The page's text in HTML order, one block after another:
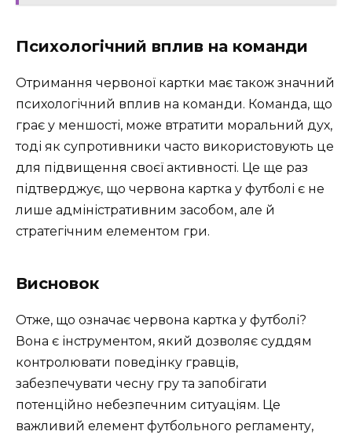
Психологічний вплив на команди
Отримання червоної картки має також значний
психологічний вплив на команди. Команда, що
грає у меншості, може втратити моральний дух,
тоді як супротивники часто використовують це
для підвищення своєї активності. Це ще раз
підтверджує, що червона картка у футболі є не
лише адміністративним засобом, але й
стратегічним елементом гри.
Висновок
Отже, що означає червона картка у футболі?
Вона є інструментом, який дозволяє суддям
контролювати поведінку гравців,
забезпечувати чесну гру та запобігати
потенційно небезпечним ситуаціям. Це
важливий елемент футбольного регламенту,